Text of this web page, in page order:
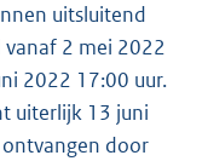
uitsluitend
2 mei 2022
2022 17:00 uur.
uiterlijk 13 juni
door